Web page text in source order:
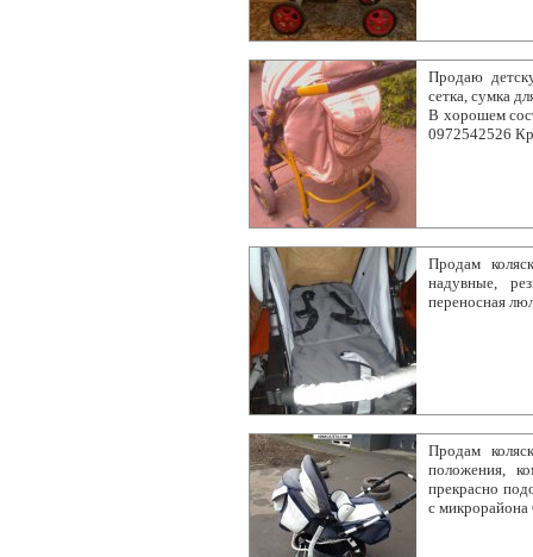
Продаю
сетка, сумка
В хорошем
0972542526
Продам
надувные,
переносная
Продам
положения,
прекрасно
с